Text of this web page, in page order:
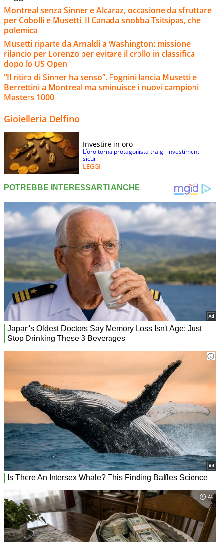
Montreal senza Sinner e Alcaraz, occasione da sfruttare
per Cobolli e Musetti. Il Canada snobba Tsitsipas, che
polemica
Musetti riparte da Arnaldi a Washington: missione
rilancio per Lorenzo per evitare il crollo in classifica
dopo lo US Open
“Il ritiro di Sinner ha senso”. Fognini lancia Musetti e
Berrettini a Montreal ma sminuisce i nuovi campioni
Masters 1000
Gioielleria Delfino
Investire in oro
L’oro torna protagonista tra gli investimenti
sicuri
LEGGI